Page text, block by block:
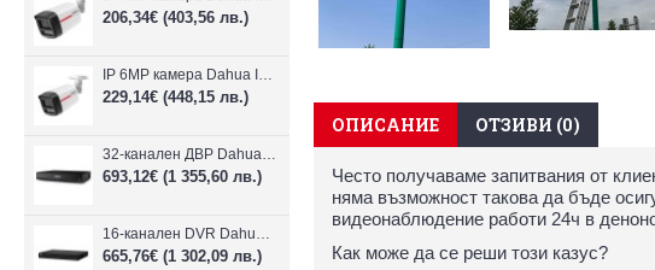
206,34€ (403,56 лв.)
IP 6MP камера Dahua IPC-HFW2649TL-S-LED-0280B-PRO, 2.8mm, IR 50m
229,14€ (448,15 лв.)
32-канален ДВР Dahua XVR5232AN-I3/Т
693,12€ (1 355,60 лв.)
16-канален DVR Dahua XVR5216AN-4KL-I3/T + 16 IP
665,76€ (1 302,09 лв.)
ОПИСАНИЕ ОТЗИВИ (0)
Често получаваме запитвания от
няма възможност такова да бъде
видеонаблюдение работи 24ч в
Как може да се реши този казус?